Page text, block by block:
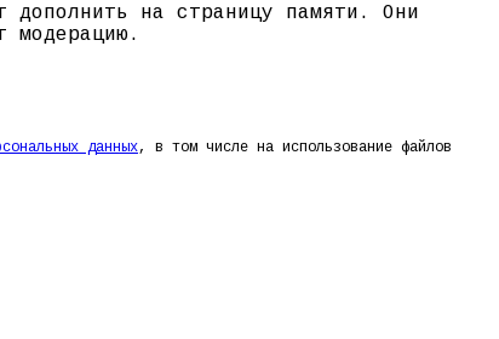
дополнить на страницу памяти. Они
модерацию.
данных, в том числе на использование файлов